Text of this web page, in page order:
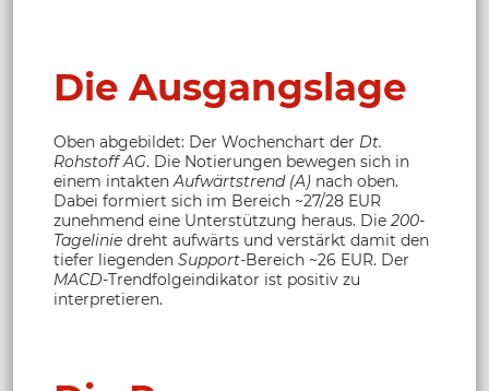
Die Ausgangslage
Oben abgebildet: Der Wochenchart der Dt.
Rohstoff AG. Die Notierungen bewegen sich in
einem intaktenAufwärtstrend (A) nach oben.
Dabei formiert sich im Bereich ~27/28 EUR
zunehmend eine Unterstützung heraus. Die 200-
Tagelinie dreht aufwärts und verstärkt damit den
tiefer liegenden Support-Bereich ~26 EUR. Der
MACD-Trendfolgeindikator ist positiv zu
interpretieren.